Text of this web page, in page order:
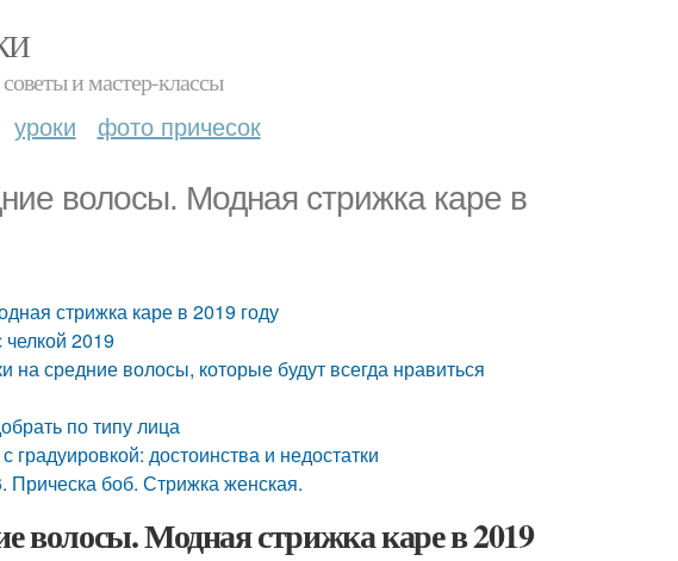
и мастер-классы
уроки фото причесок
волосы. Модная стрижка каре в
стрижка каре в 2019 году
2019
средние волосы, которые будут всегда нравиться
по типу лица
достоинства и недостатки
Прическа боб. Стрижка женская.
волосы. Модная стрижка каре в 2019